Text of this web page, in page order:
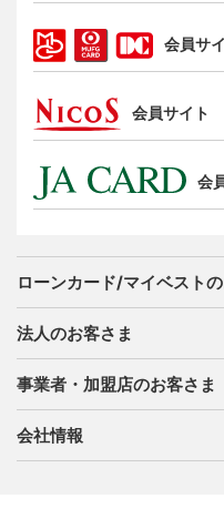
タッチ決済
会員サ
特典・サービス
選べるお支払方法
カードローン・キャッ
お客さまサポート
会員サイト
特典・サービス
選べるお支払方法
お客さまサポート
サイトマップ
会
特典・サービス
選べるお支払方法
お客さまサポート
サイトマップ
ローンカード/マイベスト
ご利用・お支払い方法
ATMネットワーク
借入時残高スライドリ
各種照会・お手続き
法人のお客さま
事業者・加盟店のお客さま
会社情報